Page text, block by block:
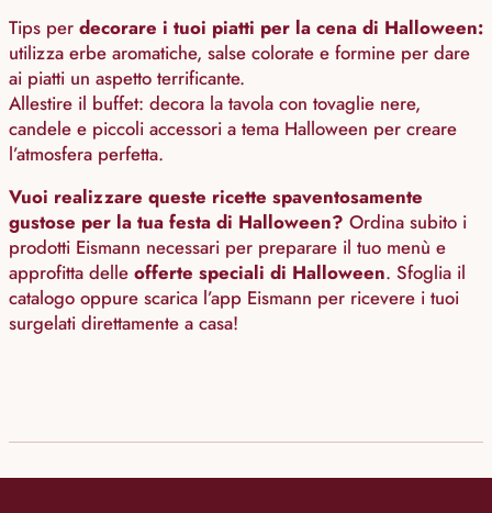
Tips per decorare i tuoi piatti per la cena di Halloween:
utilizza erbe aromatiche, salse colorate e formine per dare
ai piatti un aspetto terrificante.
Allestire il buffet: decora la tavola con tovaglie nere,
candele e piccoli accessori a tema Halloween per creare
l’atmosfera perfetta.
Vuoi realizzare queste ricette spaventosamente
gustose per la tua festa di Halloween? Ordina subito i
prodotti Eismann necessari per preparare il tuo menù e
approfitta delle offerte speciali di Halloween. Sfoglia il
catalogo oppure scarica l’app Eismann per ricevere i tuoi
surgelati direttamente a casa!